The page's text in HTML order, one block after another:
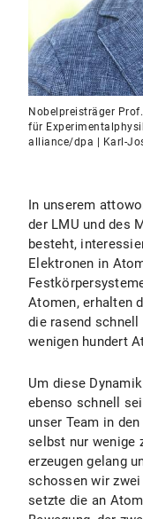
Nobelpreisträger
für
alliance/dpa | Karl-
In unserem
der LMU und des
besteht,
Elektronen in
Atomen, erhalten
die rasend schnell
wenigen hundert
Um diese
ebenso schnell
unser Team in
selbst nur wenige
erzeugen gelang
schossen wir
setzte die an